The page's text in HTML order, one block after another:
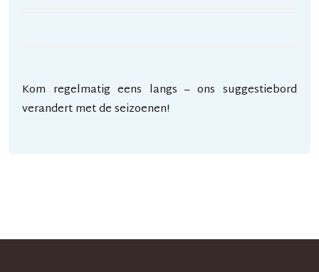
Kom regelmatig eens langs – ons suggestiebord
verandert met de seizoenen!